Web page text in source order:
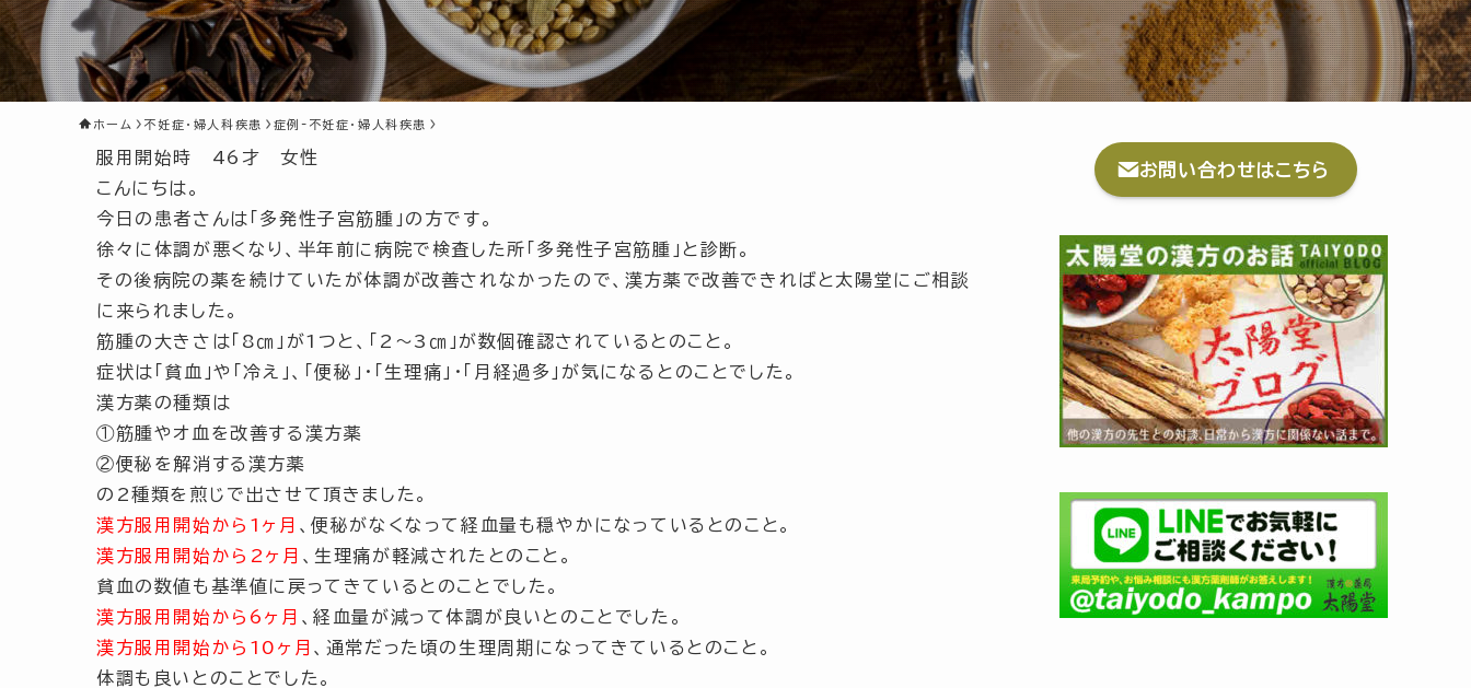
ホーム 不妊症・婦人科疾患 症例-不妊症・婦人科疾患
服用開始時 46才 女性
こんにちは。
今日の患者さんは
「多発性子宮筋腫」 の方です。
徐々に体調が悪くなり、半年前に病院で検査した所
「多発性子宮筋腫」 と診断。
その後病院の薬を続けていたが体調が改善されなかったので、漢方薬で改善できればと太陽堂にご相談
に来られました。
筋腫の大きさは 「8㎝」 が1つと、 「2～3㎝」 が数個確認されているとのこと。
症状は
「貧血」や 「冷え」 、 「便秘」 ・ 「生理痛」 ・ 「月経過多」 が気になるとのことでした。
漢方薬の種類は
①筋腫やオ血を改善する漢方薬
②便秘を解消する漢方薬
の2種類を煎じで出させて頂きました。
漢方服用開始から1ヶ月 、便秘がなくなって経血量も穏やかになっているとのこと。
漢方服用開始から2ヶ月 、生理痛が軽減されたとのこと。
貧血の数値も基準値に戻ってきているとのことでした。
漢方服用開始から6ヶ月 、経血量が減って体調が良いとのことでした。
漢方服用開始から10ヶ月 、通常だった頃の生理周期になってきているとのこと。
体調も良いとのことでした。
お問い合わせはこちら